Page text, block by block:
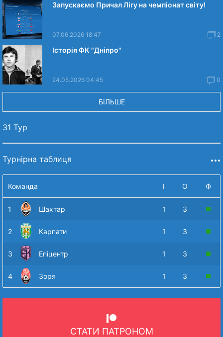
Запускаємо Причал Лігу на чемпіонат світу!
07.06.2026 18:47 2
Історія ФК "Дніпро"
24.05.2026 04:45 0
БІЛЬШЕ
31 Тур
Турнірна таблиця
Команда І О Ф
1 Шахтар 1 3
2 Карпати 1 3
3 Епіцентр 1 3
4 Зоря 1 3
СТАТИ ПАТРОНОМ